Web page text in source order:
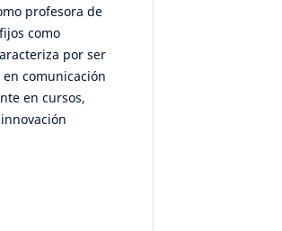
profesora de
como
por ser
comunicación
en cursos,